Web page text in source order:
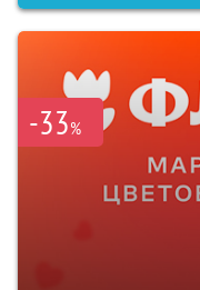
-33%